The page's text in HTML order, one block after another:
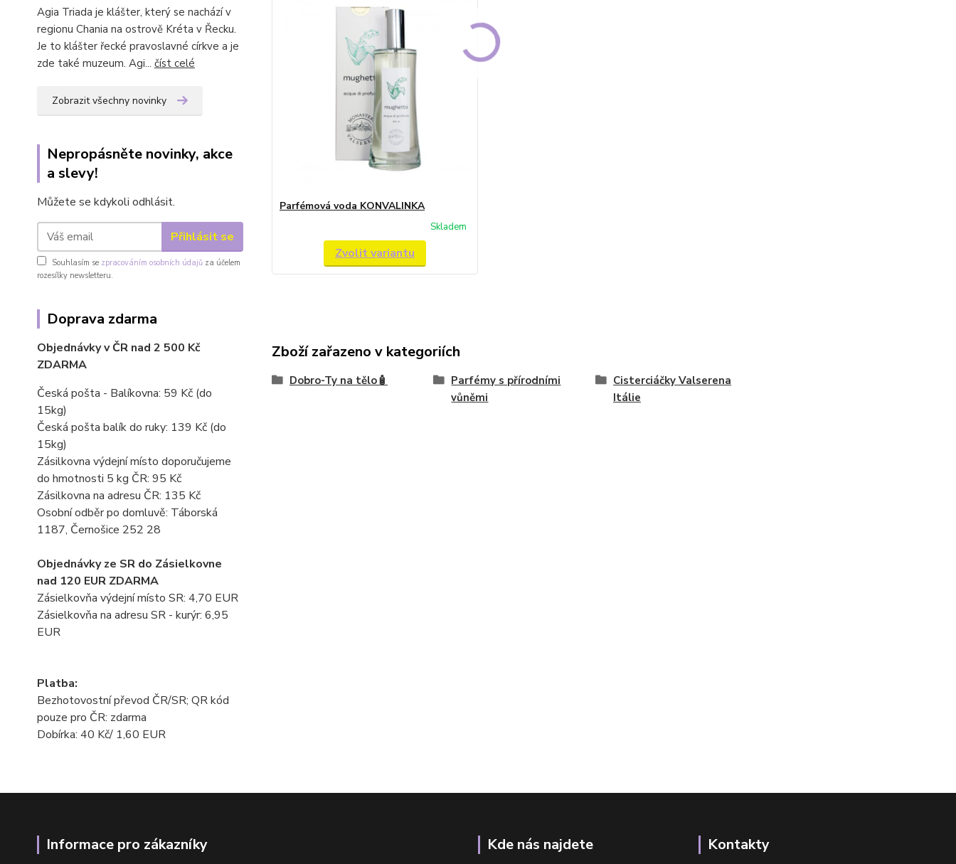
Agia Triada je klášter, který se nachází v
regionu Chania na ostrově Kréta v Řecku.
Je to klášter řecké pravoslavné církve a je
zde také muzeum. Agi... číst celé
Zobrazit všechny novinky
Nepropásněte novinky, akce
a slevy!
Můžete se kdykoli odhlásit.
Přihlásit se
Souhlasím se zpracováním osobních údajů za účelem
rozesílky newsletteru.
Doprava zdarma
Objednávky v ČR nad 2 500 Kč
ZDARMA
Česká pošta - Balíkovna: 59 Kč (do
15kg)
Česká pošta balík do ruky: 139 Kč (do
15kg)
Zásilkovna výdejní místo doporučujeme
do hmotnosti 5 kg ČR: 95 Kč
Zásilkovna na adresu ČR: 135 Kč
Osobní odběr po domluvě: Táborská
1187, Černošice 252 28
Objednávky ze SR do Zásielkovne
nad 120 EUR ZDARMA
Zásielkovňa výdejní místo SR: 4,70 EUR
Zásielkovňa na adresu SR - kurýr: 6,95
EUR
Platba:
Bezhotovostní převod ČR/SR; QR kód
pouze pro ČR: zdarma
Dobírka: 40 Kč/ 1,60 EUR
Parfémová voda KONVALINKA
Skladem
Zvolit variantu
Zboží zařazeno v kategoriích
Dobro-Ty na tělo🧴
Parfémy s přírodními
vůněmi
Cisterciáčky Valserena
Itálie
Informace pro zákazníky Kde nás najdete Kontakty